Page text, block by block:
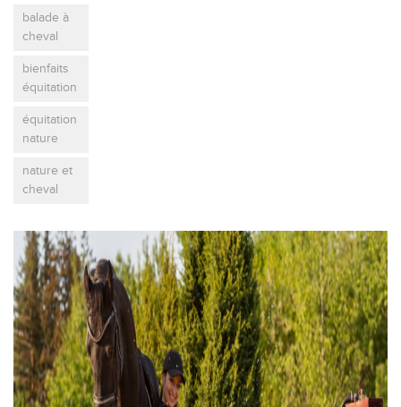
balade à
cheval
bienfaits
équitation
équitation
nature
nature et
cheval